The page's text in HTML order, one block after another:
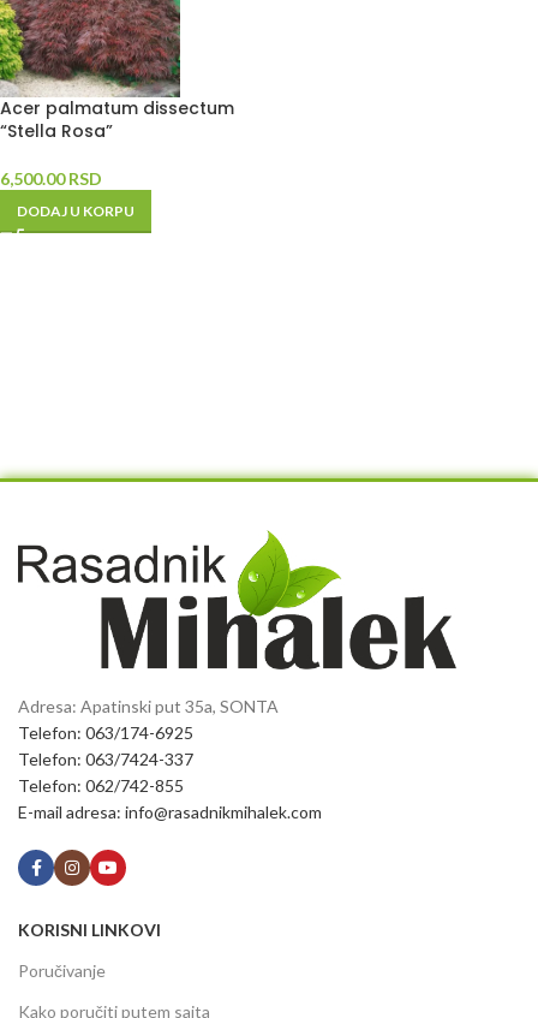
Acer palmatum dissectum
“Stella Rosa”
6,500.00RSD
DODAJ U KORPU
Adresa: Apatinski put 35a, SONTA
Telefon: 063/174-6925
Telefon: 063/7424-337
Telefon: 062/742-855
E-mail adresa: info@rasadnikmihalek.com
KORISNI LINKOVI
Poručivanje
Kako poručiti putem sajta